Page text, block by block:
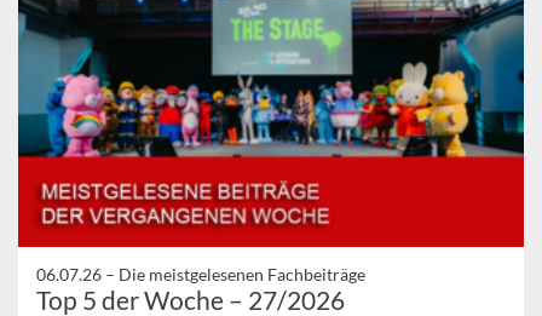
06.07.26 – Die meistgelesenen Fachbeiträge
Top 5 der Woche – 27/2026